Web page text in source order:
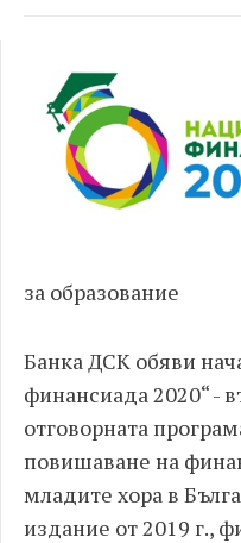
за образование
Банка ДСК обяви
финансиада 2020“ -
отговорната
повишаване на
младите хора в
издание от 2019 г.,